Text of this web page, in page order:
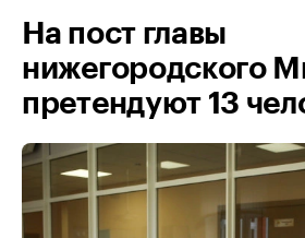
На пост главы
нижегородского
претендуют 13